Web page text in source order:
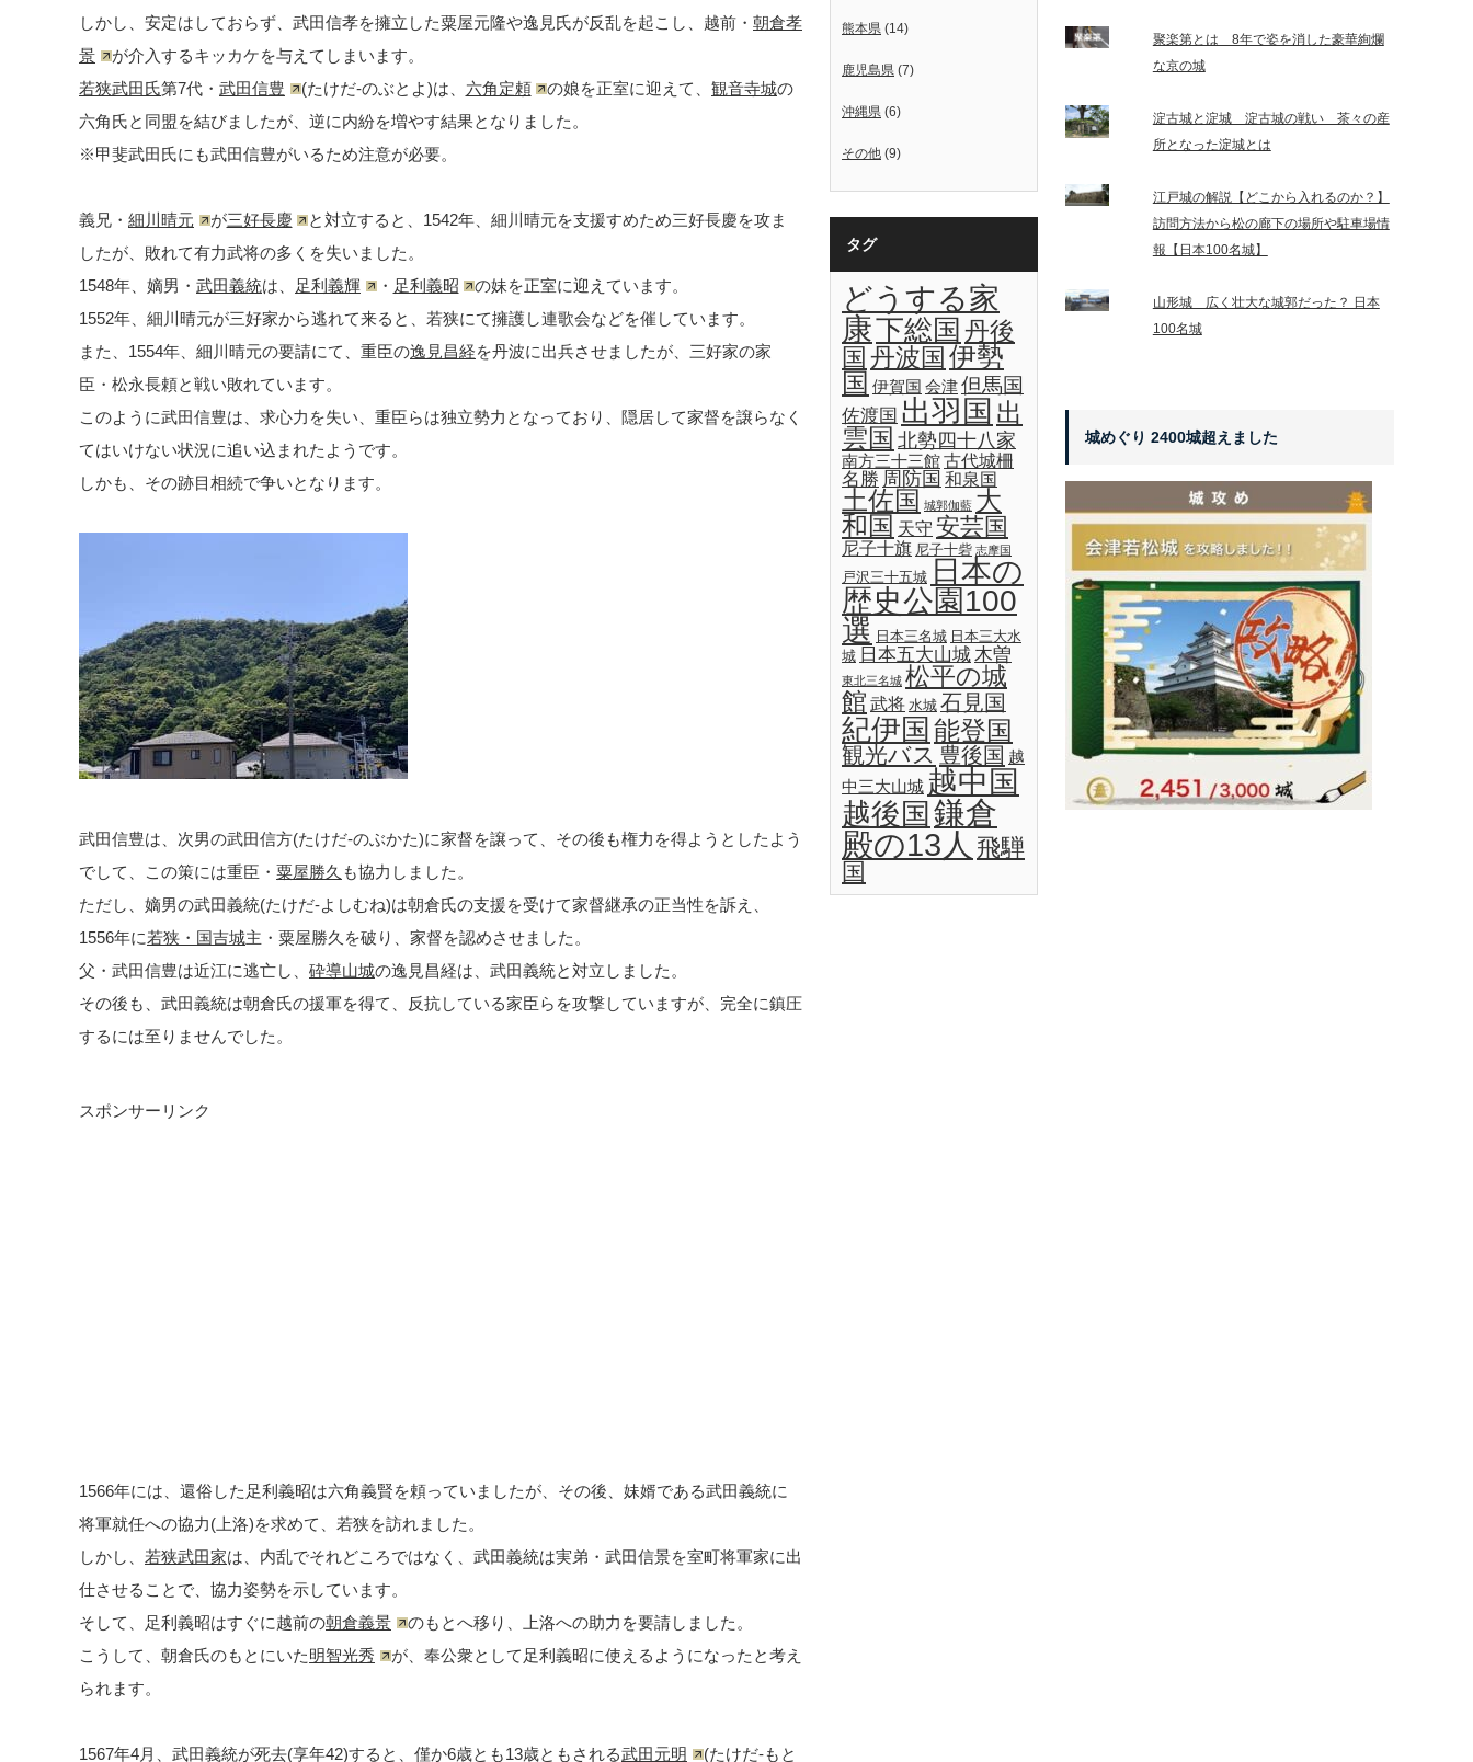
しかし、安定はしておらず、武田信孝を擁立した粟屋元隆や逸見氏が反乱を起こし、越前・ 朝倉孝
景
が介入するキッカケを与えてしまいます。
若狭武田氏第7代・ 武田信豊 (たけだ-のぶとよ)は、 六角定頼 の娘を正室に迎えて、 観音寺城の
六角氏と同盟を結びましたが、逆に内紛を増やす結果となりました。
※甲斐武田氏にも武田信豊がいるため注意が必要。
義兄・ 細川晴元 が三好長慶
と対立すると、1542年、細川晴元を支援すめため三好長慶を攻ま
したが、敗れて有力武将の多くを失いました。
1548年、嫡男・ 武田義統は、 足利義輝 ・ 足利義昭
の妹を正室に迎えています。
1552年、細川晴元が三好家から逃れて来ると、若狭にて擁護し連歌会などを催しています。
また、1554年、細川晴元の要請にて、重臣の逸見昌経を丹波に出兵させましたが、三好家の家
臣・松永長頼と戦い敗れています。
このように武田信豊は、求心力を失い、重臣らは独立勢力となっており、隠居して家督を譲らなく
てはいけない状況に追い込まれたようです。
しかも、その跡目相続で争いとなります。
武田信豊は、次男の武田信方(たけだ-のぶかた)に家督を譲って、その後も権力を得ようとしたよう
でして、この策には重臣・ 粟屋勝久 も協力しました。
ただし、嫡男の武田義統(たけだ-よしむね)は朝倉氏の支援を受けて家督継承の正当性を訴え、
1556年に若狭・国吉城主・粟屋勝久を破り、家督を認めさせました。
父・武田信豊は近江に逃亡し、 砕導山城の逸見昌経は、武田義統と対立しました。
その後も、武田義統は朝倉氏の援軍を得て、反抗している家臣らを攻撃していますが、完全に鎮圧
するには至りませんでした。
スポンサーリンク
1566年には、還俗した足利義昭は六角義賢を頼っていましたが、その後、妹婿である武田義統に
将軍就任への協力(上洛)を求めて、若狭を訪れました。
しかし、 若狭武田家は、内乱でそれどころではなく、武田義統は実弟・武田信景を室町将軍家に出
仕させることで、協力姿勢を示しています。
そして、足利義昭はすぐに越前の朝倉義景
のもとへ移り、上洛への助力を要請しました。
こうして、朝倉氏のもとにいた明智光秀
が、奉公衆として足利義昭に使えるようになったと考え
られます。
1567年4月、武田義統が死去(享年42)すると、僅か6歳とも13歳ともされる武田元明 (たけだ-もと
熊本県 (14)
鹿児島県 (7)
沖縄県 (6)
その他 (9)
タグ
どうする家
康下総国 丹後
国 丹波国 伊勢
国 伊賀国 会津但馬国
佐渡国 出羽国 出
雲国 北勢四十八家
南方三十三館古代城柵
名勝 周防国 和泉国
土佐国 城郭伽藍 大
和国 天守 安芸国
尼子十旗 尼子十砦 志摩国
戸沢三十五城 日本の
歴史公園100
選 日本三名城 日本三大水
城 日本五大山城木曽
東北三名城 松平の城
館 武将 水城 石見国
紀伊国 能登国
観光バス 豊後国 越
中三大山城 越中国
越後国 鎌倉
殿の13人 飛騨
国
聚楽第とは 8年で姿を消した豪華絢爛
な京の城
淀古城と淀城 淀古城の戦い 茶々の産
所となった淀城とは
江戸城の解説【どこから入れるのか？】
訪問方法から松の廊下の場所や駐車場情
報【日本100名城】
山形城 広く壮大な城郭だった？ 日本
100名城
城めぐり 2400城超えました